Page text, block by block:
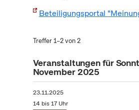
Beteiligungsportal
Treffer 1–2 von 2
Veranstaltungen für
November 2025
23.11.2025
14 bis 17 Uhr